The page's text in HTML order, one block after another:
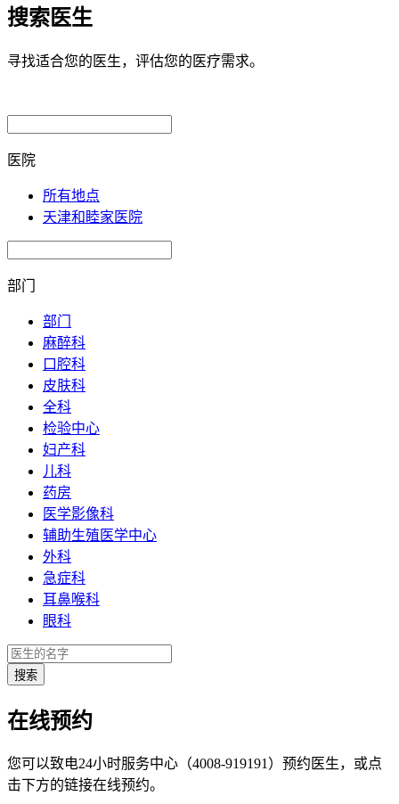
搜索医生
寻找适合您的医生，评估您的医疗需求。
医院
所有地点
天津和睦家医院
部门
部门
麻醉科
口腔科
皮肤科
全科
检验中心
妇产科
儿科
药房
医学影像科
辅助生殖医学中心
外科
急症科
耳鼻喉科
眼科
在线预约
您可以致电24小时服务中心（4008-919191）预约医生，或点
击下方的链接在线预约。